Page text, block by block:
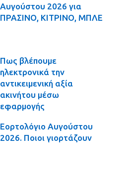
Αυγούστου 2026 για
ΠΡΑΣΙΝΟ, ΚΙΤΡΙΝΟ, ΜΠΛΕ
Πως βλέπουμε
ηλεκτρονικά την
αντικειμενική αξία
ακινήτου μέσω
εφαρμογής
Εορτολόγιο Αυγούστου
2026. Ποιοι γιορτάζουν